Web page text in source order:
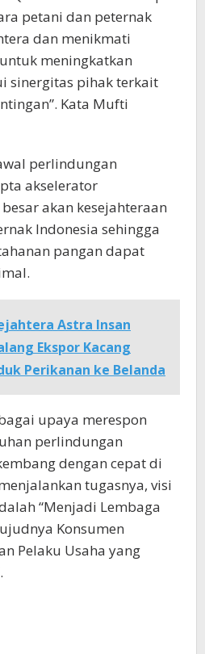
petani dan peternak
dan menikmati
meningkatkan
sinergitas pihak terkait
Kata Mufti
perlindungan
akselerator
akan kesejahteraan
Indonesia sehingga
pangan dapat
Astra Insan
Ekspor Kacang
Perikanan ke Belanda
upaya merespon
perlindungan
dengan cepat di
tugasnya, visi
“Menjadi Lembaga
Konsumen
Pelaku Usaha yang